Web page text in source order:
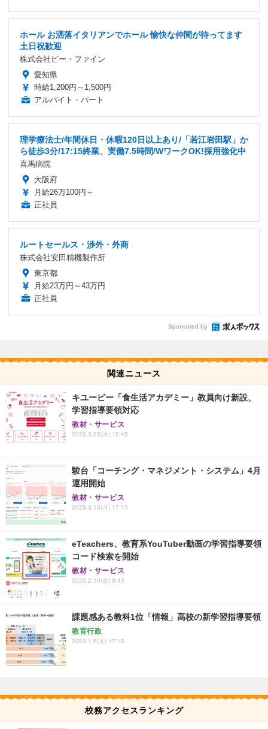
ホール お洒落イタリアンでホール 愉快な仲間が待ってます
土日祝歓迎
株式会社ビー・ファイン
愛知県
時給1,200円～1,500円
アルバイト・パート
理学療法士/年間休日・休暇120日以上あり/「若江岩田駅」か
ら徒歩3分/17:15終業、実働7.5時間/WワークOK!採用強化中
喜馬病院
大阪府
月給26万100円～
正社員
ルートセールス・渉外・外商
株式会社安田精機製作所
東京都
月給23万円～43万円
正社員
Sponsored by
関連ニュース
キユーピー「食生活アカデミー」教員向け新設、
学習指導要領対応
教材・サービス
2023.3.23(木) 15:45
駿台「コーチング・マネジメント・システム」4月
運用開始
教材・サービス
2023.3.13(月) 17:15
eTeachers、教育系YouTuber動画の学習指導要領
コード検索を開始
教材・サービス
2023.2.10(金) 9:45
課題感ある教科1位「情報」高校の新学習指導要領
教育行政
2023.1.5(木) 17:15
校務アクセスランキング